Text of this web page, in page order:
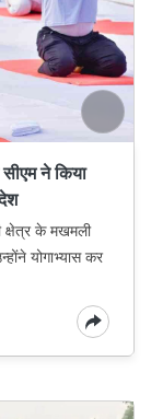
ने किया
के मखमली
योगाभ्यास कर